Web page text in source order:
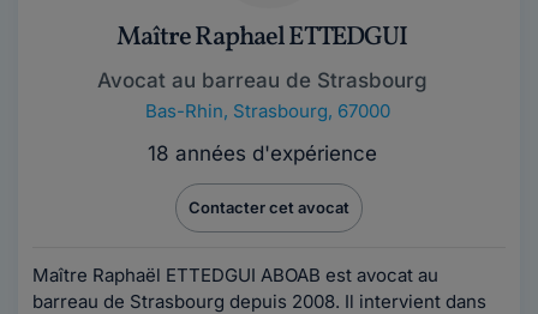
Maître Raphael ETTEDGUI
Avocat au barreau de Strasbourg
Bas-Rhin, Strasbourg, 67000
18 années d'expérience
Contacter cet avocat
Maître Raphaël ETTEDGUI ABOAB est avocat au
barreau de Strasbourg depuis 2008. Il intervient dans